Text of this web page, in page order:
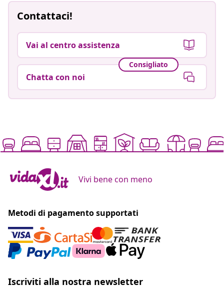
Contattaci!
Vai al centro assistenza
Consigliato
Chatta con noi
Vivi bene con meno
Metodi di pagamento supportati
Iscriviti alla nostra newsletter